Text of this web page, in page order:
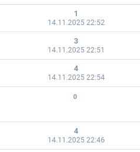
1
14.11.2025 22:52
3
14.11.2025 22:51
4
14.11.2025 22:54
0
4
14.11.2025 22:46